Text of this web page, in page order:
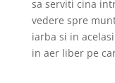
sa serviti cina
vedere spre
iarba si in
in aer liber pe